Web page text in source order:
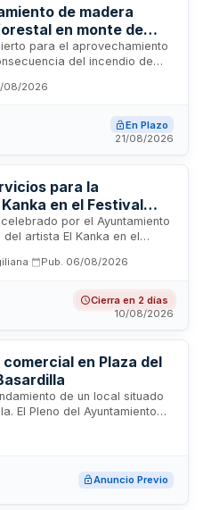
de madera
en monte de
para el aprovechamiento
del incendio de
agosto de dos mil
de utilidad pública número
conforme a la Ley de
adjudicatario deberá
técnicas
de permisos y
08/2026
En Plazo
21/08/2026
para la
en el Festival
2026por el Ayuntamiento
artista El Kanka en el
2026. Se trata de un
artística que se rige por
supletoriamente el
modificación y extinción. La
en lotes debido a las
servicio.
Pub. 06/08/2026
Cierra en 2 días
10/08/2026
en Plaza del
de un local situado
El Pleno del Ayuntamiento
de contratación
un inmueble destinado a
en fase de
la disponibilidad de
Anuncio Previo